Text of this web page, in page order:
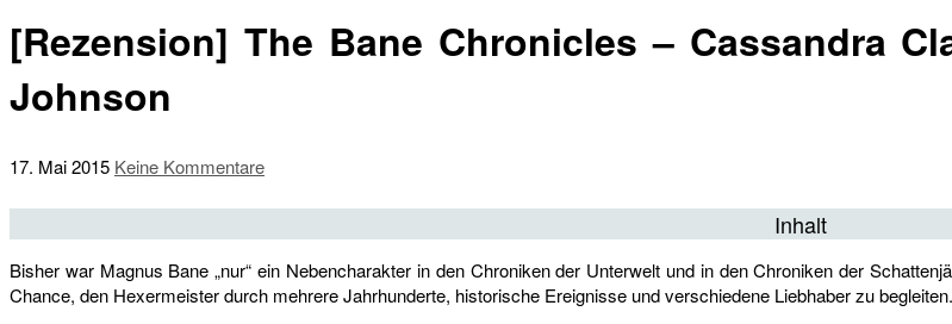
[Rezension] The Bane Chronicles – Cassandra
Johnson
17. Mai 2015 Keine Kommentare
Inhalt
Bisher war Magnus Bane „nur“ ein Nebencharakter in den Chroniken der Unterwelt und in den Chroniken der
Chance, den Hexermeister durch mehrere Jahrhunderte, historische Ereignisse und verschiedene Liebhaber zu begleiten.